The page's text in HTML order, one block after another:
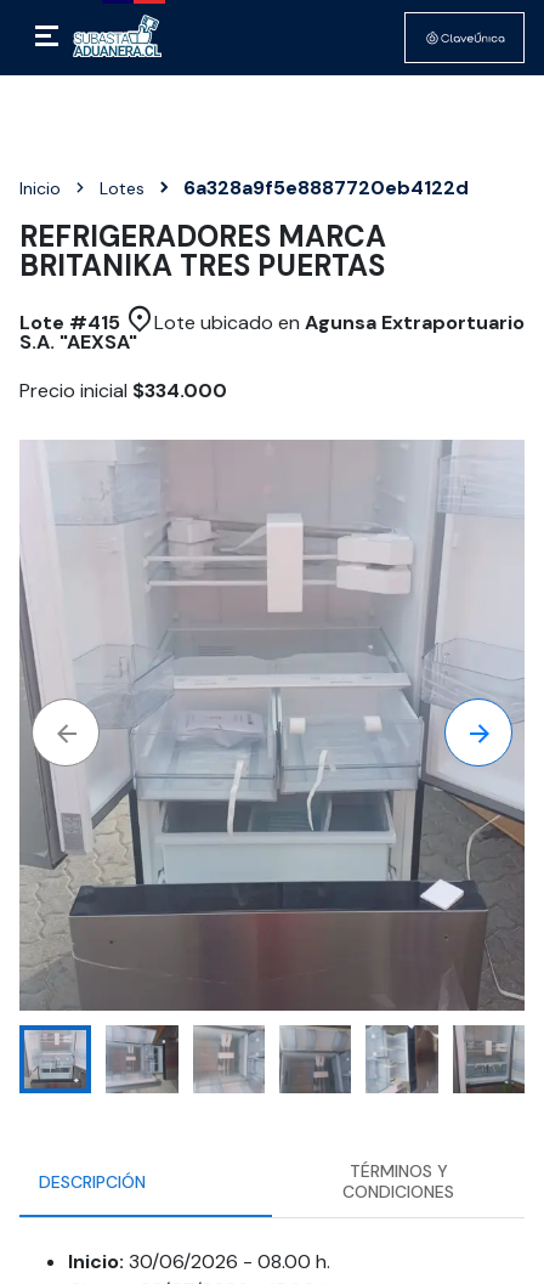
Inicio Lotes 6a328a9f5e8887720eb4122d
REFRIGERADORES MARCA
BRITANIKA TRES PUERTAS
Lote #415 Lote ubicado en Agunsa Extraportuario
S.A. "AEXSA"
Precio inicial $334.000
DESCRIPCIÓN
TÉRMINOS Y
CONDICIONES
Inicio: 30/06/2026 - 08.00 h.